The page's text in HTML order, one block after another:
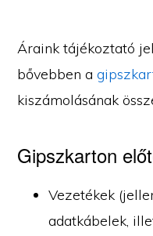
Áraink tájékoztató
bővebben a
kiszámolásának
Gipszkarton
Vezetékek
adatkábelek,